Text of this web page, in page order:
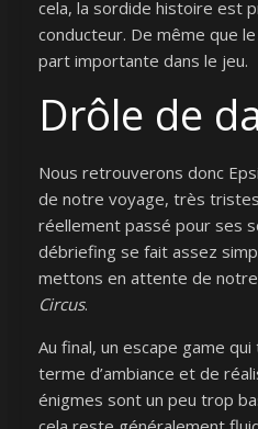
cela, la sordide histoire est
conducteur. De même que
part importante dans le jeu.
Drôle de
Nous retrouverons donc
de notre voyage, très tristes
réellement passé pour ses
débriefing se fait assez
mettons en attente de notre
Circus.
Au final, un escape game
terme d’ambiance et de
énigmes sont un peu trop